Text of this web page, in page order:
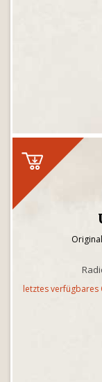
letztes